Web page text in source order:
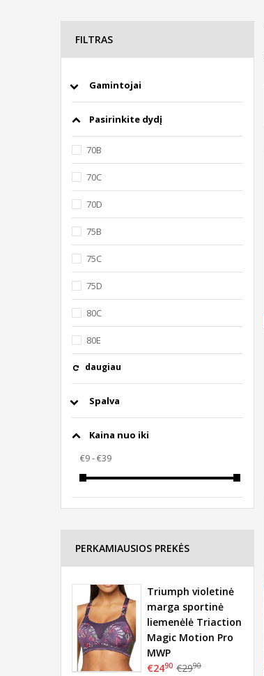
FILTRAS
Gamintojai
Pasirinkite dydį
70B
70C
70D
75B
75C
75D
80C
80E
daugiau
Spalva
Kaina nuo iki
PERKAMIAUSIOS PREKĖS
Triumph violetinė
marga sportinė
liemenėlė Triaction
Magic Motion Pro
MWP
€2490 €2990